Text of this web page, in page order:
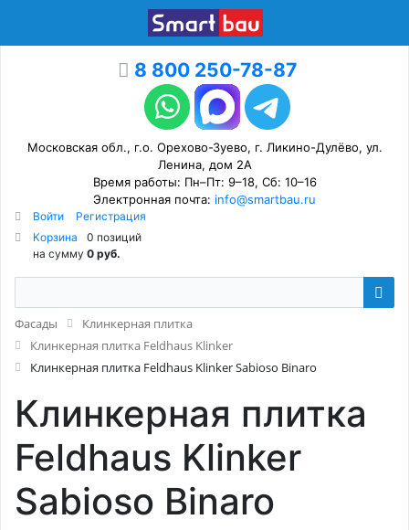
8 800 250-78-87
Московская обл., г.о. Орехово-Зуево, г. Ликино-Дулёво, ул.
Ленина, дом 2А
Время работы: Пн–Пт: 9–18, Сб: 10–16
Электронная почта: info@smartbau.ru
Войти
Регистрация
Корзина
0 позиций
на сумму 0 руб.
Фасады
Клинкерная плитка
Клинкерная плитка Feldhaus Klinker
Клинкерная плитка Feldhaus Klinker Sabioso Binaro
Клинкерная плитка
Feldhaus Klinker
Sabioso Binaro